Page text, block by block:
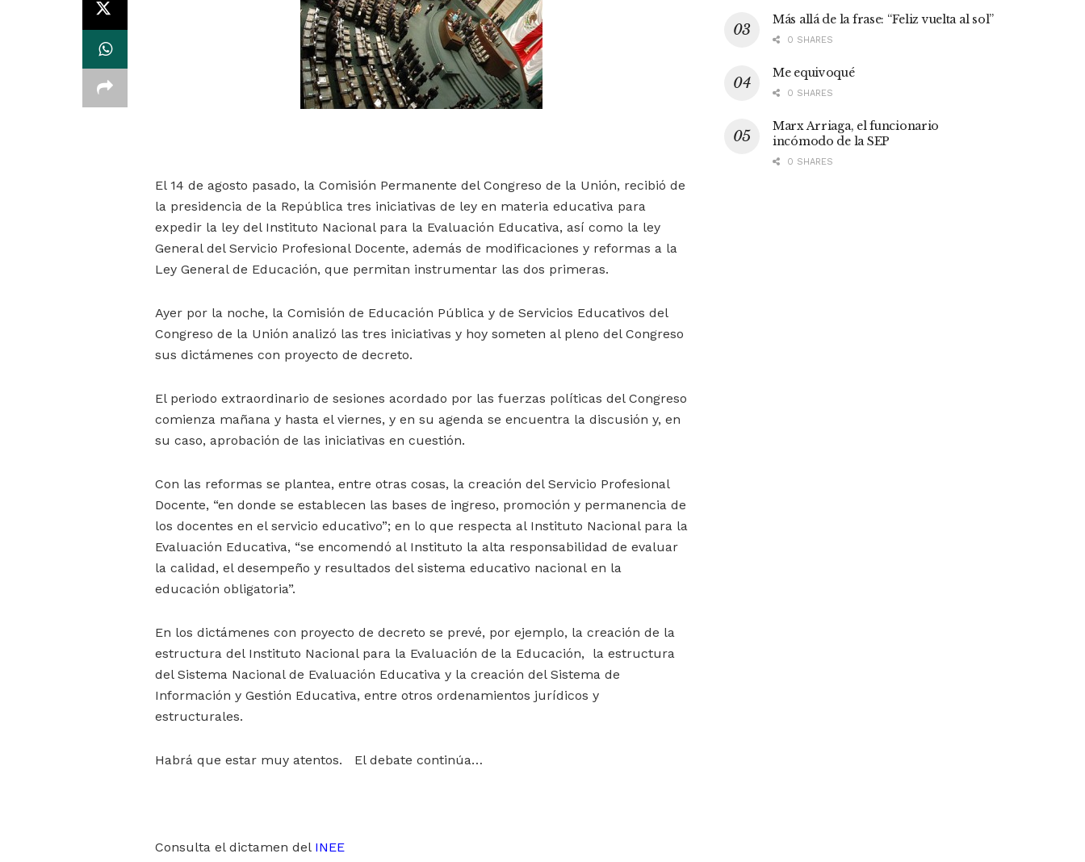
El 14 de agosto pasado, la Comisión Permanente del Congreso de la Unión, recibió de
la presidencia de la República tres iniciativas de ley en materia educativa para
expedir la ley del Instituto Nacional para la Evaluación Educativa, así como la ley
General del Servicio Profesional Docente, además de modificaciones y reformas a la
Ley General de Educación, que permitan instrumentar las dos primeras.
Ayer por la noche, la Comisión de Educación Pública y de Servicios Educativos del
Congreso de la Unión analizó las tres iniciativas y hoy someten al pleno del Congreso
sus dictámenes con proyecto de decreto.
El periodo extraordinario de sesiones acordado por las fuerzas políticas del Congreso
comienza mañana y hasta el viernes, y en su agenda se encuentra la discusión y, en
su caso, aprobación de las iniciativas en cuestión.
Con las reformas se plantea, entre otras cosas, la creación del Servicio Profesional
Docente, “en donde se establecen las bases de ingreso, promoción y permanencia de
los docentes en el servicio educativo”; en lo que respecta al Instituto Nacional para la
Evaluación Educativa, “se encomendó al Instituto la alta responsabilidad de evaluar
la calidad, el desempeño y resultados del sistema educativo nacional en la
educación obligatoria”.
En los dictámenes con proyecto de decreto se prevé, por ejemplo, la creación de la
estructura del Instituto Nacional para la Evaluación de la Educación, la estructura
del Sistema Nacional de Evaluación Educativa y la creación del Sistema de
Información y Gestión Educativa, entre otros ordenamientos jurídicos y
estructurales.
Habrá que estar muy atentos. El debate continúa…
Consulta el dictamen del INEE
Más allá de la frase: “Feliz vuelta al sol”
0 SHARES
Me equivoqué
0 SHARES
Marx Arriaga, el funcionario
incómodo de la SEP
0 SHARES